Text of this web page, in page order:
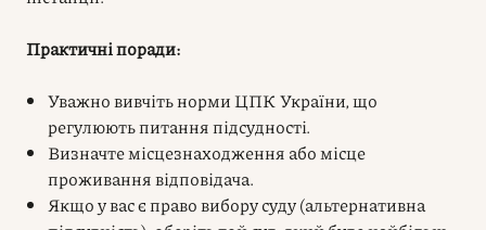
Практичні поради:
Уважно вивчіть норми ЦПК України, що
регулюють питання підсудності.
Визначте місцезнаходження або місце
проживання відповідача.
Якщо у вас є право вибору суду (альтернативна